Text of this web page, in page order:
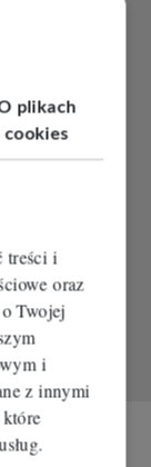
plikach
cookies
treści i
oraz
Twojej
i
z innymi